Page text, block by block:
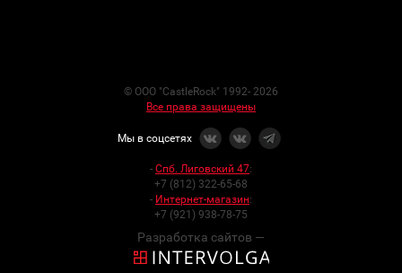
© ООО "CastleRock" 1992- 2026
Все права защищены
Мы в соцсетях
- Спб. Лиговский 47:
+7 (812) 322-65-68
- Интернет-магазин:
+7 (921) 938-78-75
Разработка сайтов —